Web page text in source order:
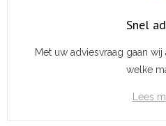
Snel
Met uw adviesvraag gaan
welke
Lees